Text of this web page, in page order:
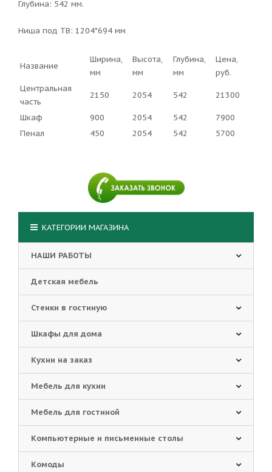
Глубина: 542 мм.
Ниша под ТВ: 1204*694 мм
Название
Ширина,
мм
Высота,
мм
Глубина,
мм
Цена,
руб.
Центральная
часть
2150 2054 542 21300
Шкаф 900 2054 542
7900
Пенал
450 2054 542 5700
КАТЕГОРИИ МАГАЗИНА
НАШИ РАБОТЫ
Детская мебель
Стенки в гостиную
Шкафы для дома
Кухни на заказ
Мебель для кухни
Мебель для гостиной
Компьютерные и письменные столы
Комоды